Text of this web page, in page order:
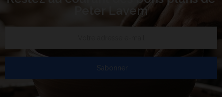
Peter Lavem
S’abonner